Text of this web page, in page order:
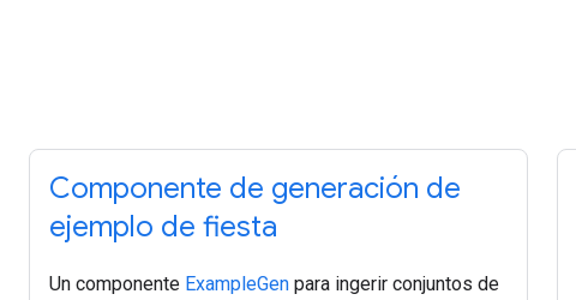
Componente de generación de
ejemplo de fiesta
Un componente ExampleGen para ingerir conjuntos de